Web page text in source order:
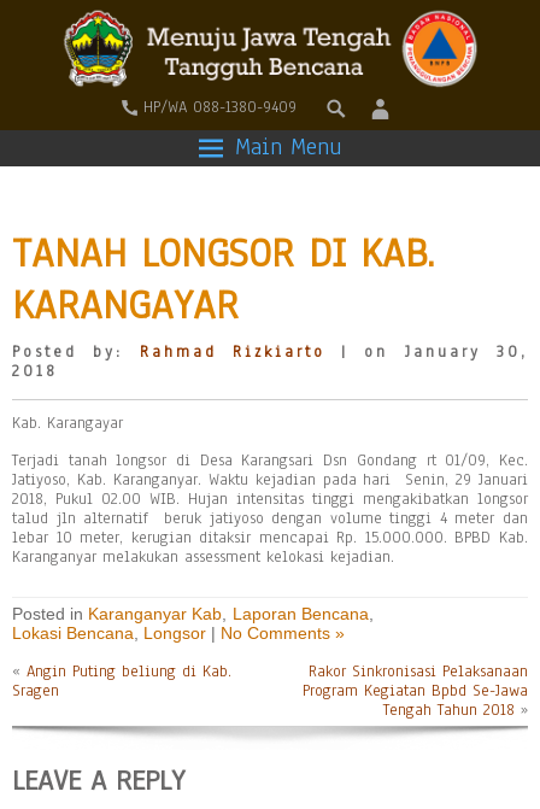
HP/WA 088-1380-9409
Main Menu
TANAH LONGSOR DI KAB.
KARANGAYAR
Posted by: Rahmad Rizkiarto
| on January 30,
2018
Kab. Karangayar
Terjadi tanah longsor di Desa Karangsari Dsn Gondang rt 01/09, Kec.
Jatiyoso, Kab. Karanganyar. Waktu kejadian pada hari Senin, 29 Januari
2018, Pukul 02.00 WIB. Hujan intensitas tinggi mengakibatkan longsor
talud jln alternatif beruk jatiyoso dengan volume tinggi 4 meter dan
lebar 10 meter, kerugian ditaksir mencapai Rp. 15.000.000. BPBD Kab.
Karanganyar melakukan assessment kelokasi kejadian.
Posted in Karanganyar Kab Laporan Bencana
Lokasi Bencana
Longsor | No Comments »
« Angin Puting beliung di Kab.
Sragen
Rakor Sinkronisasi Pelaksanaan
Program Kegiatan Bpbd Se-Jawa
Tengah Tahun 2018 »
LEAVE A REPLY